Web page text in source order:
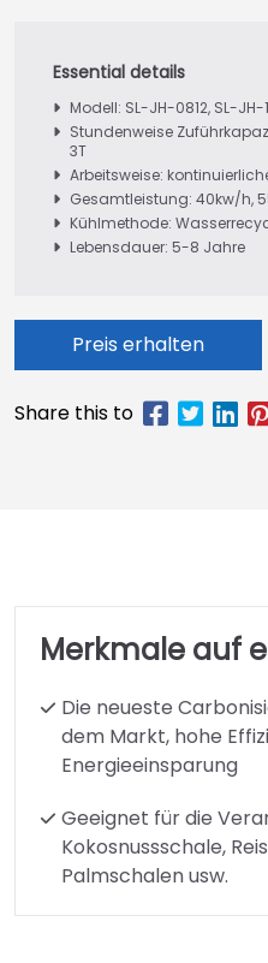
Modell: SL-JH-0812, SL-JH-
Stundenweise
3T
Arbeitsweise:
Gesamtleistung: 40kw/h,
Kühlmethode:
Lebensdauer: 5-8 Jahre
Preis erhalten
Merkmale auf
Die neueste
dem Markt, hohe
Energieeinsparung
Geeignet für die
Kokosnussschale,
Palmschalen usw.